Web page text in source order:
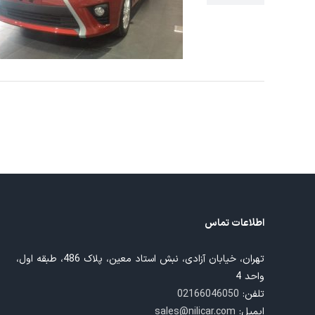
اطلاعات تماس
تهران، خیابان آزادی، نبش استاد معین، پلاک 486، طبقه اول،
واحد 4
تلفن: 02166046050
ایمیل: sales@nilicar.com